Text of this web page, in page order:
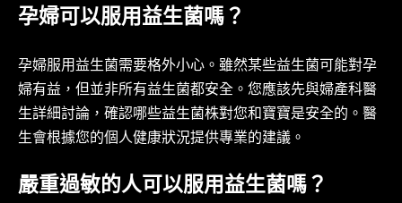
孕婦可以服用益生菌嗎？
孕婦服用益生菌需要格外小心。雖然某些益生菌可能對孕
婦有益，但並非所有益生菌都安全。您應該先與婦產科醫
生詳細討論，確認哪些益生菌株對您和寶寶是安全的。醫
生會根據您的個人健康狀況提供專業的建議。
嚴重過敏的人可以服用益生菌嗎？